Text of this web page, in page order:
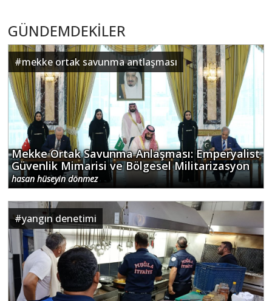
GÜNDEMDEKİLER
#mekke ortak savunma antlaşması
Mekke Ortak Savunma Anlaşması: Emperyalist
Güvenlik Mimarisi ve Bölgesel Militarizasyon
hasan hüseyin dönmez
#yangın denetimi